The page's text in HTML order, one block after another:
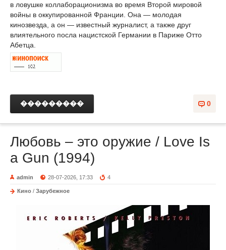
в ловушке коллаборационизма во время Второй мировой
войны в оккупированной Франции. Она — молодая
кинозвезда, а он — известный журналист, а также друг
влиятельного посла нацистской Германии в Париже Отто
Абетца.
0
���������
Любовь – это оружие / Love Is
a Gun (1994)
admin 28-07-2026, 17:33 4
Кино / Зарубежное